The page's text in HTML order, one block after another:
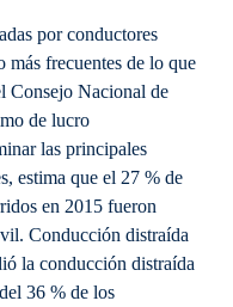
por conductores
más frecuentes de lo que
Consejo Nacional de
de lucro
las principales
estima que el 27 % de
en 2015 fueron
Conducción distraída
la conducción distraída
36 % de los